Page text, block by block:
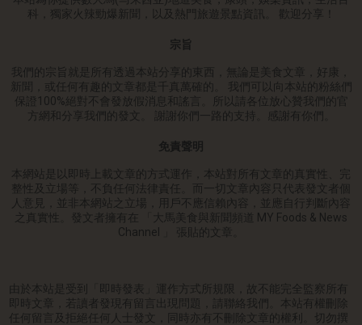
科，獨家火辣勁爆新聞，以及熱門旅遊景點資訊。 歡迎分享！
宗旨
我們的宗旨就是所有透過本站分享的東西，無論是美食文章，好康，
新聞，或任何有趣的文章都是千真萬確的。 我們可以向本站的粉絲們
保證100%絕對不會發放假消息和謠言。所以請各位放心贊我們的官
方網和分享我們的發文。 謝謝你們一路的支持。感謝有你們。
免責聲明
本網站是以即時上載文章的方式運作，本站對所有文章的真實性、完
整性及立場等，不負任何法律責任。而一切文章內容只代表發文者個
人意見，並非本網站之立場，用戶不應信賴內容，並應自行判斷內容
之真實性。發文者擁有在 「大馬美食與新聞頻道 MY Foods & News
Channel 」 張貼的文章。
由於本站是受到「即時發表」運作方式所規限，故不能完全監察所有
即時文章，若讀者發現有留言出現問題，請聯絡我們。本站有權刪除
任何留言及拒絕任何人士發文，同時亦有不刪除文章的權利。切勿撰